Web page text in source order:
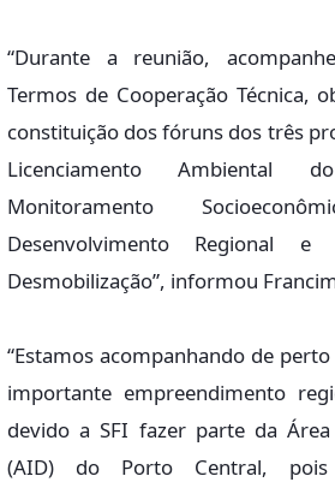
“Durante a reunião,
Termos de Cooperação Técnica,
constituição dos fóruns dos três
Licenciamento Ambiental
Monitoramento
Desenvolvimento Regional
Desmobilização”, informou
“Estamos acompanhando de
importante empreendimento
devido a SFI fazer parte da
(AID) do Porto Central,